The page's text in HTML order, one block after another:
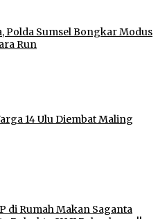
Polda Sumsel Bongkar Modus
Run
14 Ulu Diembat Maling
di Rumah Makan Saganta